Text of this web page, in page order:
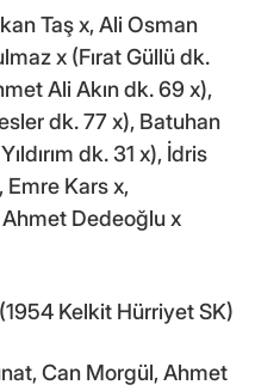
Taş x, Ali Osman
x (Fırat Güllü dk.
Ali Akın dk. 69 x),
dk. 77 x), Batuhan
dk. 31 x), İdris
Emre Kars x,
Dedeoğlu x
Kelkit Hürriyet SK)
Can Morgül, Ahmet